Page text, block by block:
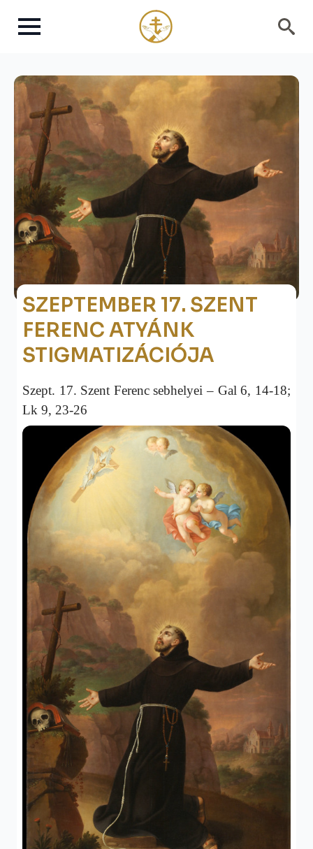
SZEPTEMBER 17. SZENT
FERENC ATYÁNK
STIGMATIZÁCIÓJA
Szept. 17. Szent Ferenc sebhelyei – Gal 6, 14-18;
Lk 9, 23-26